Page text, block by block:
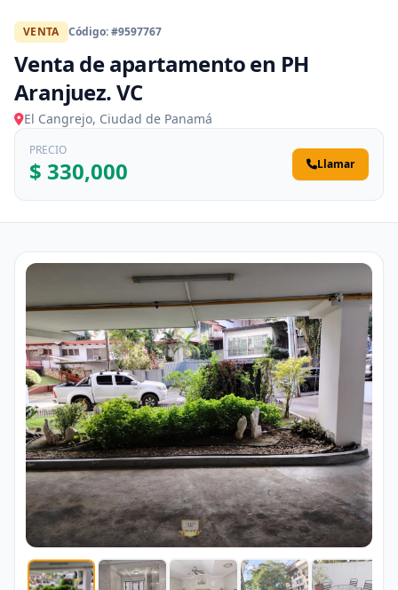
VENTA Código: #9597767
Venta de apartamento en PH
Aranjuez. VC
El Cangrejo, Ciudad de Panamá
PRECIO
$ 330,000 Llamar